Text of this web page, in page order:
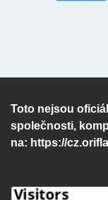
Toto nejsou
společnosti,
na: https://